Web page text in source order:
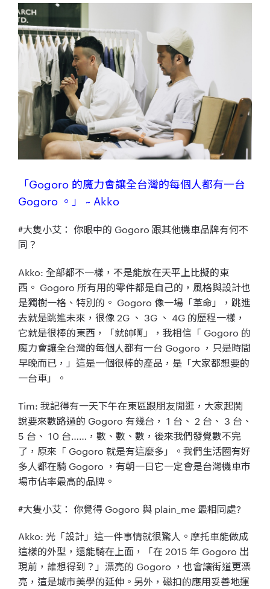
「Gogoro 的魔力會讓全台灣的每個人都有一台
Gogoro 。」 ~ Akko
#大隻小艾： 你眼中的 Gogoro 跟其他機車品牌有何不
同？
Akko: 全部都不一樣，不是能放在天平上比擬的東
西。 Gogoro 所有用的零件都是自己的，風格與設計也
是獨樹一格、特別的。 Gogoro 像一場「革命」，跳進
去就是跳進未來，很像 2G 、 3G 、 4G 的歷程一樣，
它就是很棒的東西，「就帥啊」，我相信「 Gogoro 的
魔力會讓全台灣的每個人都有一台 Gogoro ，只是時間
早晚而已，」這是一個很棒的產品，是「大家都想要的
一台車」。
Tim: 我記得有一天下午在東區跟朋友閒逛，大家起鬨
說要來數路過的 Gogoro 有幾台， 1 台、 2 台、 3 台、
5 台、 10 台……，數、數、數，後來我們發覺數不完
了，原來「 Gogoro 就是有這麼多」。我們生活圈有好
多人都在騎 Gogoro ，有朝一日它一定會是台灣機車市
場市佔率最高的品牌。
#大隻小艾： 你覺得 Gogoro 與 plain_me 最相同處?
Akko: 光「設計」這一件事情就很驚人。摩托車能做成
這樣的外型，還能騎在上面，「在 2015 年 Gogoro 出
現前，誰想得到？」漂亮的 Gogoro ，也會讓街道更漂
亮，這是城市美學的延伸。另外，磁扣的應用妥善地運